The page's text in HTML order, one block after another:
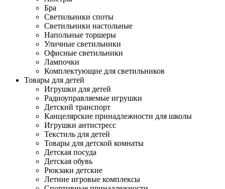
Бра
Светильники споты
Светильники настольные
Напольные торшеры
Уличные светильники
Офисные светильники
Лампочки
Комплектующие для светильников
Товары для детей
Игрушки для детей
Радиоуправляемые игрушки
Детский транспорт
Канцелярские принадлежности для школы
Игрушки антистресс
Текстиль для детей
Товары для детской комнаты
Детская посуда
Детская обувь
Рюкзаки детские
Летние игровые комплексы